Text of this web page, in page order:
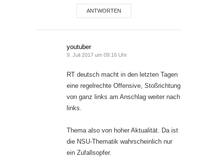
ANTWORTEN
youtuber
9. Juli 2017 um 09:16 Uhr
RT deutsch macht in den letzten Tagen
eine regelrechte Offensive, Stoßrichtung
von ganz links am Anschlag weiter nach
links.
Thema also von hoher Aktualität. Da ist
die NSU-Thematik wahrscheinlich nur
ein Zufallsopfer.